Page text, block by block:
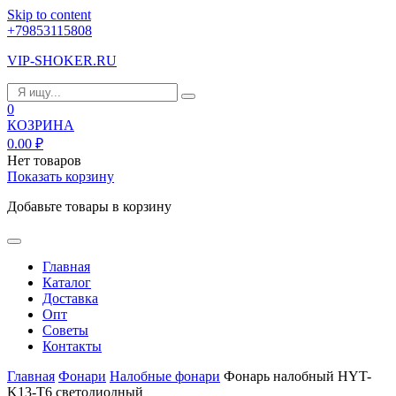
Skip to content
+79853115808
VIP-SHOKER.RU
0
КОЗРИНА
0.00 ₽
Нет товаров
Показать корзину
Добавьте товары в корзину
Главная
Каталог
Доставка
Опт
Советы
Контакты
Главная Фонари Налобные фонари Фонарь налобный HYT-
K13-T6 светодиодный